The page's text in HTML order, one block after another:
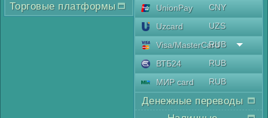
Торговые платформы
UnionPay
CNY
Uzcard
UZS
Visa/MasterCard
RUB
ВТБ24
RUB
МИР card
RUB
Денежные переводы